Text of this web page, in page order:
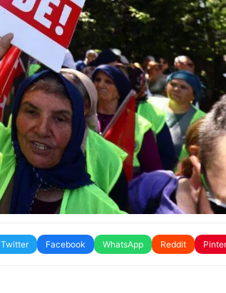
Twitter Facebook WhatsApp Reddit